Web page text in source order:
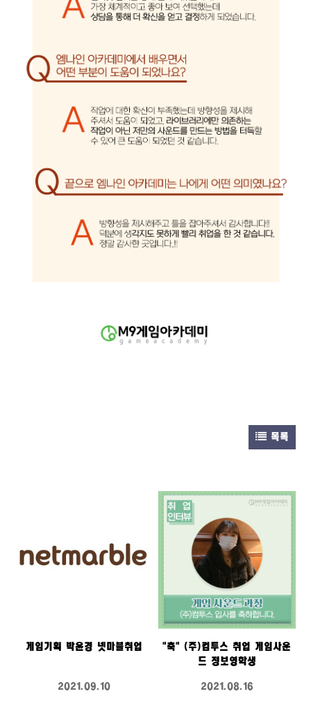
목록
게임기획 박윤경 넷마블취업
2021.09.10
"축" (주)컴투스 취업 게임사운
드 정보영학생
2021.08.16